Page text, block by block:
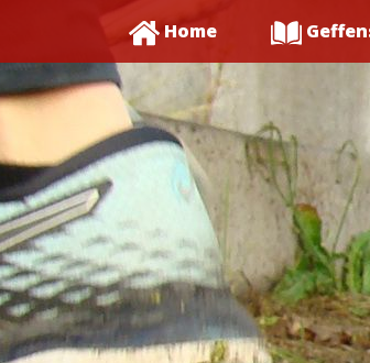
Home